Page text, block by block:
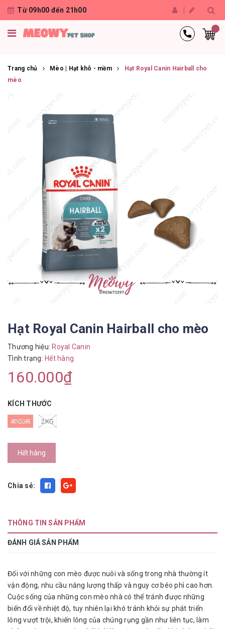
Từ 09h00 đến 21h00
Trang chủ Mèo | Hạt khô - mềm
Hạt Royal Canin Hairball cho
mèo
Hạt Royal Canin Hairball cho mèo
Thương hiệu: Royal Canin
Tình trạng: Hết hàng
160.000₫
KÍCH THƯỚC
400GR 2KG
Hết hàng
Chia sẻ:
THÔNG TIN SẢN PHẨM
ĐÁNH GIÁ SẢN PHẨM
Đối với những con mèo được nuôi và sống trong nhà thường ít
vận động, nhu cầu năng lượng thấp và nguy cơ béo phì cao hơn.
Cuộc sống của những con mèo nhà có thể tránh được những
biến đổi về nhiệt độ, tuy nhiên lại khó tránh khỏi sự phát triển
lông vượt trội, khiến lông của chúng rụng gần như liên tục, làm